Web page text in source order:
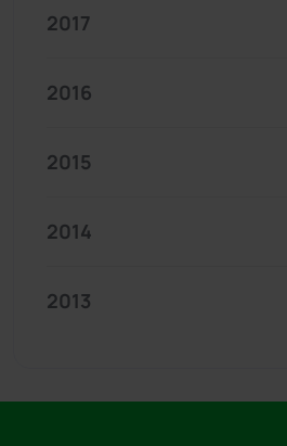
2017
2016
2015
2014
2013